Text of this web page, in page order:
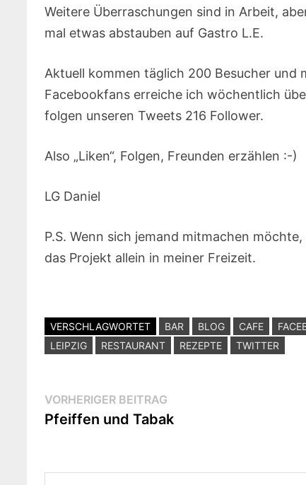
Weitere Überraschungen sind in Arbeit,
mal etwas abstauben auf Gastro L.E.
Aktuell kommen täglich 200 Besucher und
Facebookfans erreiche ich wöchentlich
folgen unseren Tweets 216 Follower.
Also „Liken“, Folgen, Freunden erzählen :-)
LG Daniel
P.S. Wenn sich jemand mitmachen
das Projekt allein in meiner Freizeit.
VERSCHLAGWORTET BAR BLOG CAFE
LEIPZIG
RESTAURANT REZEPTE TWITTER
Beitragsnavigation
VORHERIGER BEITRAG
Beitrag:
Pfeiffen und Tabak